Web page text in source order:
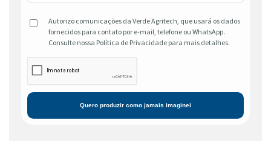
Autorizo comunicações da Verde Agritech, que usará os dados
fornecidos para contato por e-mail, telefone ou WhatsApp.
Consulte nossa Política de Privacidade para mais detalhes.